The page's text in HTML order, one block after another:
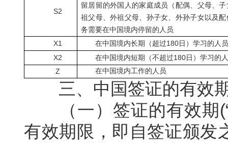
S2
留居留的外国人的家庭成员（配偶、父母、
祖父母、外祖父母、孙子女、外孙子女以及
务需要在中国境内停留的人员
X1 在中国境内长期（超过180 日）学习的人员
X2 在中国境内短期（不超过180 日）学习的
Z 在中国境内工作的人员
三、中国签证的有效期
（一）签证的有效期
有效期限，即自签证颁发